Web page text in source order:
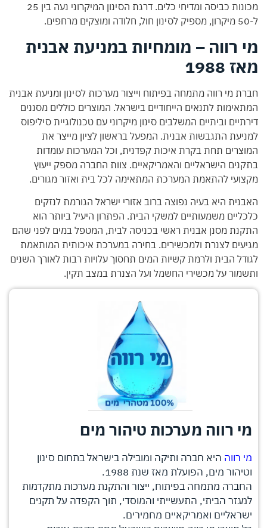
מכונות כביסה ומדיחי כלים. דרגת הסינון המיקרוני נעה בין 25
ל-50 מיקרון, מספיק לסינון חול, חלודה ומוצקים מרחפים.
מי רווה – מומחיות במניעת אבנית
מאז 1988
חברת מי רווה מתמחה בפיתוח וייצור מערכות לסינון ומניעת אבנית
המתאימות לתנאים הייחודיים בישראל. המוצרים כוללים מסננים
דירתיים וביתיים המשלבים סינון מיקרוני עם טכנולוגיית סיליפוס
למניעת התגבשות אבנית. המפעל בראשון לציון מייצר את
המוצרים תחת בקרת איכות קפדנית, וכל המערכות עומדות
בתקנים הישראליים והאמריקאיים. צוות החברה מספק ייעוץ
מקצועי להתאמת המערכת המתאימה לכל בית ואזור מגורים.
האבנית היא בעיה נפוצה ברוב אזורי ישראל הגורמת לנזקים
כלכליים משמעותיים למשקי הבית. הפתרון היעיל ביותר הוא
התקנת מסנן אבנית ראשי בכניסה לבית, המטפל במים לפני שהם
מגיעים לצנרת ולמכשירים. בחירה במערכת איכותית המותאמת
לגודל הבית ולרמת קשיות המים תחסוך עלויות רבות לאורך השנים
ותשמור על מכשירי החשמל ועל הצנרת במצב תקין.
מי רווה מערכות טיהור מים
מי רווה היא חברה ותיקה ומובילה בישראל בתחום סינון
וטיהור מים, הפועלת מאז שנת 1988.
החברה מתמחה בפיתוח, ייצור והתקנת מערכות מתקדמות
למגזר הביתי, התעשייתי והמוסדי, תוך הקפדה על תקנים
ישראליים ואמריקאיים מחמירים.